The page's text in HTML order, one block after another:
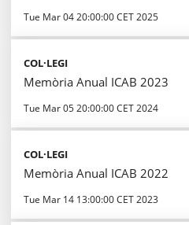
Tue Mar 04 20:00:00 CET 2025
COL·LEGI
Memòria Anual ICAB 2023
Tue Mar 05 20:00:00 CET 2024
COL·LEGI
Memòria Anual ICAB 2022
Tue Mar 14 13:00:00 CET 2023